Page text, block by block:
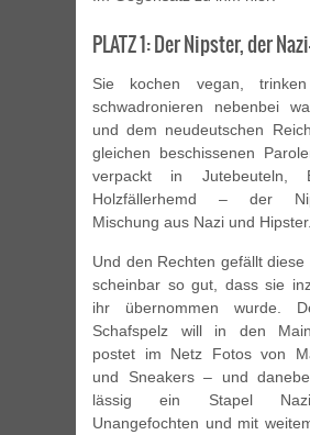
PLATZ 1: Der Nipster, der
Sie kochen vegan,
schwadronieren nebenbei
und dem neudeutschen
gleichen beschissenen
verpackt in Jutebeuteln,
Holzfällerhemd – der
Mischung aus Nazi und Hipster.
Und den Rechten gefällt diese
scheinbar so gut, dass sie
ihr übernommen wurde.
Schafspelz will in den
postet im Netz Fotos von
und Sneakers – und
lässig ein Stapel
Unangefochten und mit